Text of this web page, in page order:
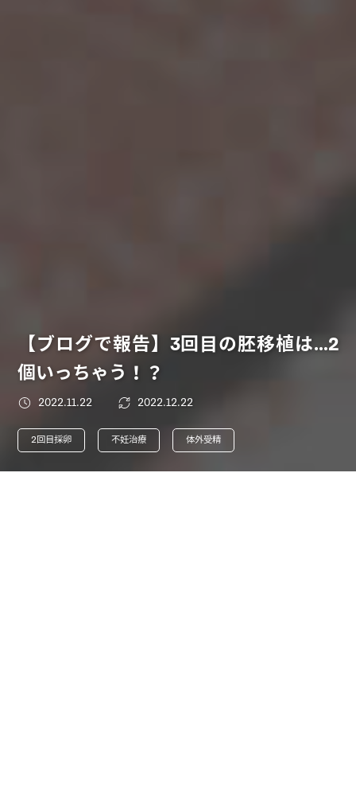
【ブログで報告】3回目の胚移植は…2
個いっちゃう！？
2022.11.22 2022.12.22
2回目採卵 不妊治療 体外受精